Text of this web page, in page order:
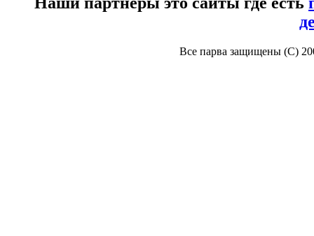
Все парва защищены (С)